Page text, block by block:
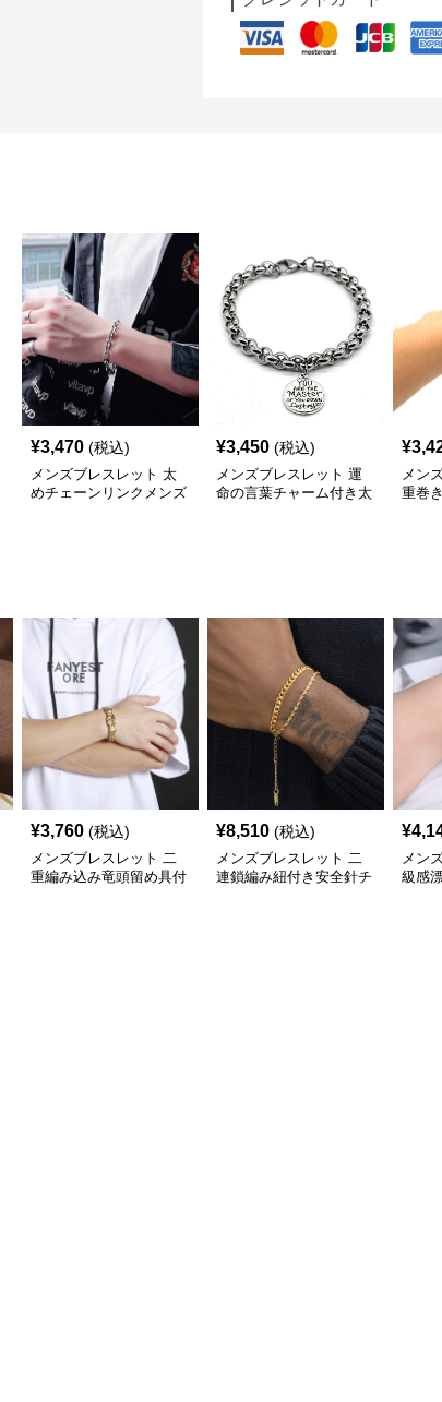
¥3,470 (税込)
メンズブレスレット 太
めチェーンリンクメンズ
¥3,450 (税込)
メンズブレスレット 運
命の言葉チャーム付き太
¥
メン
重巻
¥3,760 (税込)
メンズブレスレット 二
重編み込み竜頭留め具付
¥8,510 (税込)
メンズブレスレット 二
連鎖編み紐付き安全針チ
¥
メン
級感